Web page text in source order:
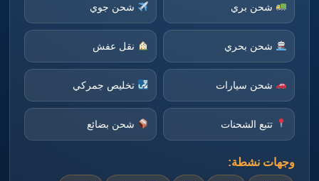
شحن بري شحن جوي
شحن بحري نقل عفش
شحن سيارات تخليص جمركي
تتبع الشحنات شحن بضائع
وجهات نشطة: